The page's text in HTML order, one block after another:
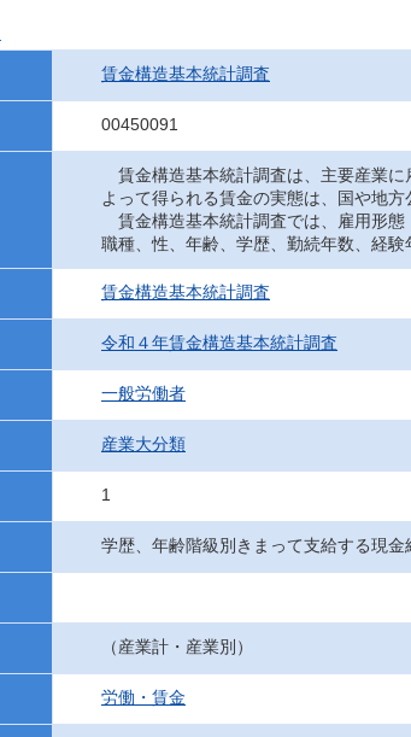
賃金構造基本統計調査
00450091
賃金構造基本統計調査は、主要産業に
よって得られる賃金の実態は、国や地
賃金構造基本統計調査では、雇用形態
職種、性、年齢、学歴、勤続年数、経
賃金構造基本統計調査
令和４年賃金構造基本統計調査
一般労働者
産業大分類
1
学歴、年齢階級別きまって支給する現
（産業計・産業別）
労働・賃金